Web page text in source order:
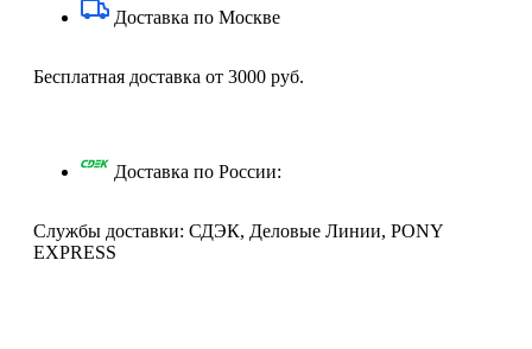
Доставка по Москве
Бесплатная доставка от 3000 руб.
Доставка по России:
Службы доставки: СДЭК, Деловые Линии, PONY
EXPRESS